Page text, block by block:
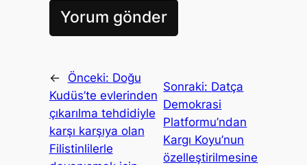
← Önceki: Doğu
Kudüs’te evlerinden
çıkarılma tehdidiyle
karşı karşıya olan
Filistinlilerle
Sonraki: Datça
Demokrasi
Platformu’ndan
Kargı Koyu’nun
özelleştirilmesine